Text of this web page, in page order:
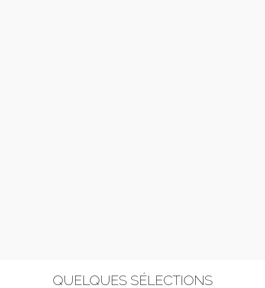
QUELQUES SÉLECTIONS